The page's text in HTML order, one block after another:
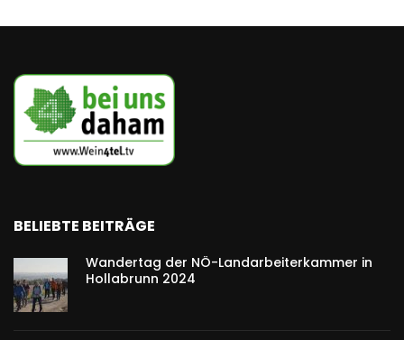
BELIEBTE BEITRÄGE
Wandertag der NÖ-Landarbeiterkammer in
Hollabrunn 2024